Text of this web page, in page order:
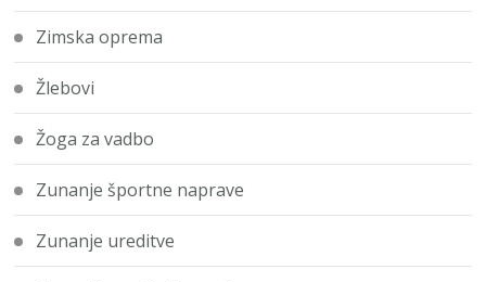
Zimska oprema
Žlebovi
Žoga za vadbo
Zunanje športne naprave
Zunanje ureditve